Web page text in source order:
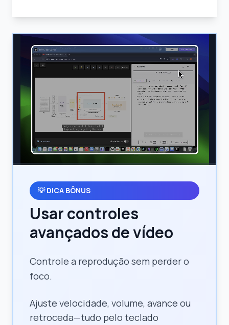
💡DICA BÔNUS
Usar controles
avançados de vídeo
Controle a reprodução sem perder o
foco.
Ajuste velocidade, volume, avance ou
retroceda—tudo pelo teclado